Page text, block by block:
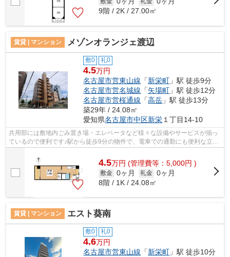
9階 / 2K / 27.00㎡
賃貸 | マンション メゾンオランジェ渡辺
敷0 礼0
4.5万円
名古屋市営東山線 「新栄町 」駅 徒歩9分
名古屋市営名城線 「矢場町 」駅 徒歩12分
名古屋市営桜通線 「高岳 」駅 徒歩13分
築29年 / 24.08㎡
愛知県名古屋市中区新栄 １丁目14-10
共用部には敷地内ごみ置き場・エレベータなど様々な設備やサービスが揃っ
ているので便利です♪駅から徒歩9分の物件で、電車での通勤にも便利な立地
4.5万円 (管理費等：5,000円 )
敷金 0ヶ月 礼金 0ヶ月
8階 / 1K / 24.08㎡
賃貸 | マンション エスト葵南
敷0 礼0
4.6万円
名古屋市営東山線 「新栄町 」駅 徒歩10分